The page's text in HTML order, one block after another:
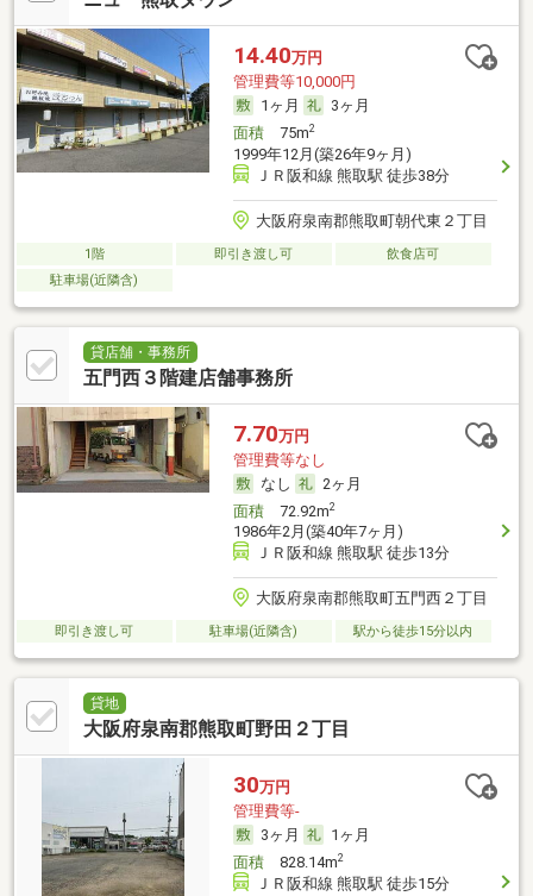
14.40万円
管理費等10,000円
1ヶ月
3ヶ月
面積75m2
1999年12月(築26年9ヶ月)
ＪＲ阪和線 熊取駅 徒歩38分
大阪府泉南郡熊取町朝代東２丁目
1階 即引き渡し可
飲食店可
駐車場(近隣含)
貸店舗・事務所
五門西３階建店舗事務所
7.70万円
管理費等なし
なし
2ヶ月
面積72.92m2
1986年2月(築40年7ヶ月)
ＪＲ阪和線 熊取駅 徒歩13分
大阪府泉南郡熊取町五門西２丁目
即引き渡し可 駐車場(近隣含) 駅から徒歩15分以内
貸地
大阪府泉南郡熊取町野田２丁目
30万円
管理費等-
3ヶ月
1ヶ月
面積828.14m2
ＪＲ阪和線 熊取駅 徒歩15分